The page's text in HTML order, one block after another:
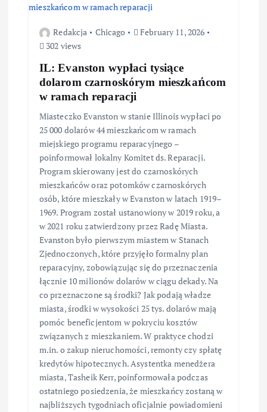
Redakcja Chicago
February 11, 2026
302 views
IL: Evanston wypłaci tysiące
dolarom czarnoskórym mieszkańcom
w ramach reparacji
Miasteczko Evanston w stanie Illinois wypłaci po
25 000 dolarów 44 mieszkańcom w ramach
miejskiego programu reparacyjnego –
poinformował lokalny Komitet ds. Reparacji.
Program skierowany jest do czarnoskórych
mieszkańców oraz potomków czarnoskórych
osób, które mieszkały w Evanston w latach 1919–
1969. Program został ustanowiony w 2019 roku, a
w 2021 roku zatwierdzony przez Radę Miasta.
Evanston było pierwszym miastem w Stanach
Zjednoczonych, które przyjęło formalny plan
reparacyjny, zobowiązując się do przeznaczenia
łącznie 10 milionów dolarów w ciągu dekady. Na
co przeznaczone są środki? Jak podają władze
miasta, środki w wysokości 25 tys. dolarów mają
pomóc beneficjentom w pokryciu kosztów
związanych z mieszkaniem. W praktyce chodzi
m.in. o zakup nieruchomości, remonty czy spłatę
kredytów hipotecznych. Asystentka menedżera
miasta, Tasheik Kerr, poinformowała podczas
ostatniego posiedzenia, że mieszkańcy zostaną w
najbliższych tygodniach oficjalnie powiadomieni